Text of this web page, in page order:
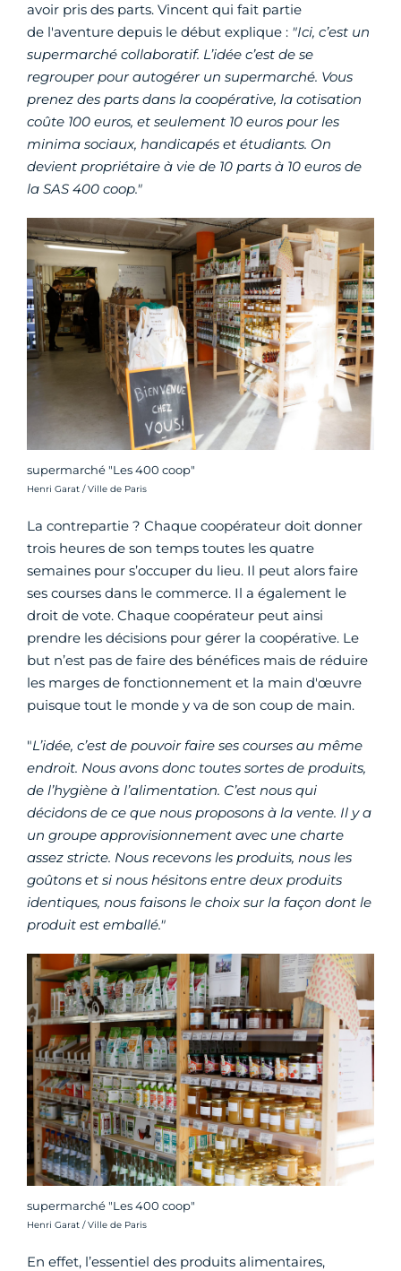
avoir pris des parts. Vincent qui fait partie
de l'aventure depuis le début explique : "Ici, c’est un
supermarché collaboratif. L’idée c’est de se
regrouper pour autogérer un supermarché. Vous
prenez des parts dans la coopérative, la cotisation
coûte 100 euros, et seulement 10 euros pour les
minima sociaux, handicapés et étudiants. On
devient propriétaire à vie de 10 parts à 10 euros de
la SAS 400 coop."
supermarché "Les 400 coop"
Crédit photo :
Henri Garat / Ville de Paris
La contrepartie ? Chaque coopérateur doit donner
trois heures de son temps toutes les quatre
semaines pour s’occuper du lieu. Il peut alors faire
ses courses dans le commerce. Il a également le
droit de vote. Chaque coopérateur peut ainsi
prendre les décisions pour gérer la coopérative. Le
but n’est pas de faire des bénéfices mais de réduire
les marges de fonctionnement et la main d'œuvre
puisque tout le monde y va de son coup de main.
"L’idée, c’est de pouvoir faire ses courses au même
endroit. Nous avons donc toutes sortes de produits,
de l’hygiène à l’alimentation. C’est nous qui
décidons de ce que nous proposons à la vente. Il y a
un groupe approvisionnement avec une charte
assez stricte. Nous recevons les produits, nous les
goûtons et si nous hésitons entre deux produits
identiques, nous faisons le choix sur la façon dont le
produit est emballé."
supermarché "Les 400 coop"
Crédit photo :
Henri Garat / Ville de Paris
En effet, l’essentiel des produits alimentaires,